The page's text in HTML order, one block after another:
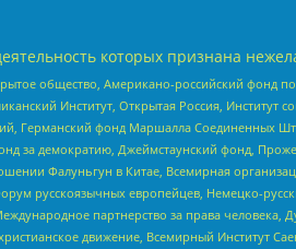
которых признана
общество, Американо-российский фонд
Институт, Открытая Россия,
Германский фонд Маршалла Соединенных
за демократию, Джеймстаунский фонд,
Фалуньгун в Китае, Всемирная
русскоязычных европейцев, Немецко-
партнерство за права человека,
движение, Всемирный Институт